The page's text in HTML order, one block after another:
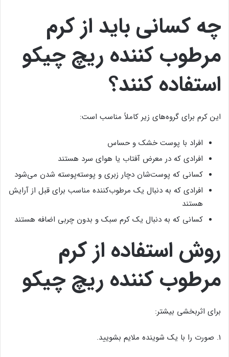
چه کسانی باید از کرم
مرطوب کننده ریچ چیکو
استفاده کنند؟
این کرم برای گروه‌های زیر کاملاً مناسب است:
افراد با پوست خشک و حساس
افرادی که در معرض آفتاب یا هوای سرد هستند
کسانی که پوست‌شان دچار زبری و پوسته‌پوسته شدن می‌شود
افرادی که به دنبال یک مرطوب‌کننده مناسب برای قبل از آرایش
هستند
کسانی که به دنبال یک کرم سبک و بدون چربی اضافه هستند
روش استفاده از کرم
مرطوب کننده ریچ چیکو
برای اثربخشی بیشتر:
1. صورت را با یک شوینده ملایم بشویید.